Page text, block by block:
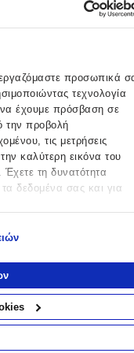
προσωπικά
τεχνολογία
έχουμε πρόσβαση σε
την προβολή
τις μετρήσεις
καλύτερη εικόνα του
τη δυνατότητα
δεδομένα σας και για
ακριβείς σε απόσταση
σαρώνοντας ενεργά για
αποτύπωμα)
επεξεργασίας των
τις προτιμήσεις σας